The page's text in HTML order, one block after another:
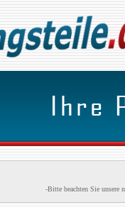
-Bitte beachten Sie unsere